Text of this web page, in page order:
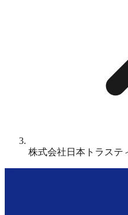
株式会社日本トラステ